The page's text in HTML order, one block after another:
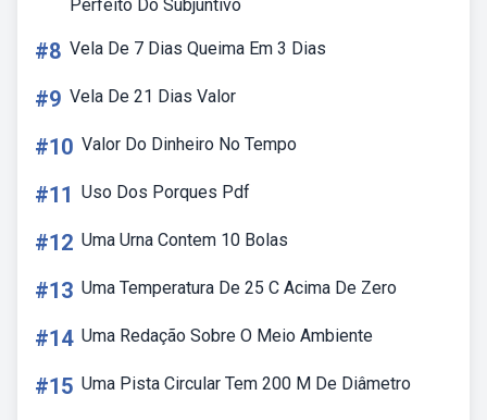
Perfeito Do Subjuntivo
#8 Vela De 7 Dias Queima Em 3 Dias
#9 Vela De 21 Dias Valor
#10 Valor Do Dinheiro No Tempo
#11 Uso Dos Porques Pdf
#12 Uma Urna Contem 10 Bolas
#13 Uma Temperatura De 25 C Acima De Zero
#14 Uma Redação Sobre O Meio Ambiente
#15 Uma Pista Circular Tem 200 M De Diâmetro